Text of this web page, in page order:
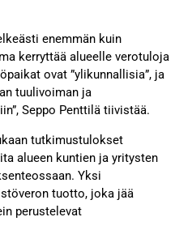
enemmän kuin
kerryttää alueelle verotuloja
ovat ”ylikunnallisia”, ja
tuulivoiman ja
Seppo Penttilä tiivistää.
tutkimustulokset
alueen kuntien ja yritysten
Yksi
tuotto, joka jää
perustelevat